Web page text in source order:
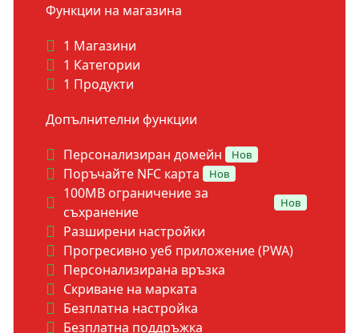
Функции на магазина
1 Магазини
1 Категории
1 Продукти
Допълнителни функции
Персонализиран домейн
Нов
Поръчайте NFC карта Нов
100MB ограничение за
съхранение
Нов
Разширени настройки
Прогресивно уеб приложение (PWA)
Персонализирана връзка
Скриване на марката
Безплатна настройка
Безплатна поддръжка